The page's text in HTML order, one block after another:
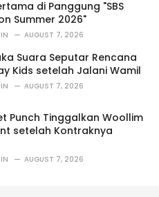
di Panggung "SBS
Summer 2026"
AUGUST 7, 2026
Suara Seputar Rencana
Kids setelah Jalani Wamil
AUGUST 7, 2026
Punch Tinggalkan Woollim
setelah Kontraknya
AUGUST 7, 2026